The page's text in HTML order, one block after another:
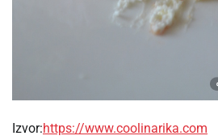
Izvor:https://www.coolinarika.com